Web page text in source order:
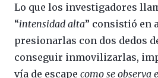
Lo que los investigadores
“intensidad alta” consistió en
presionarlas con dos dedos
conseguir inmovilizarlas,
vía de escape como se observa